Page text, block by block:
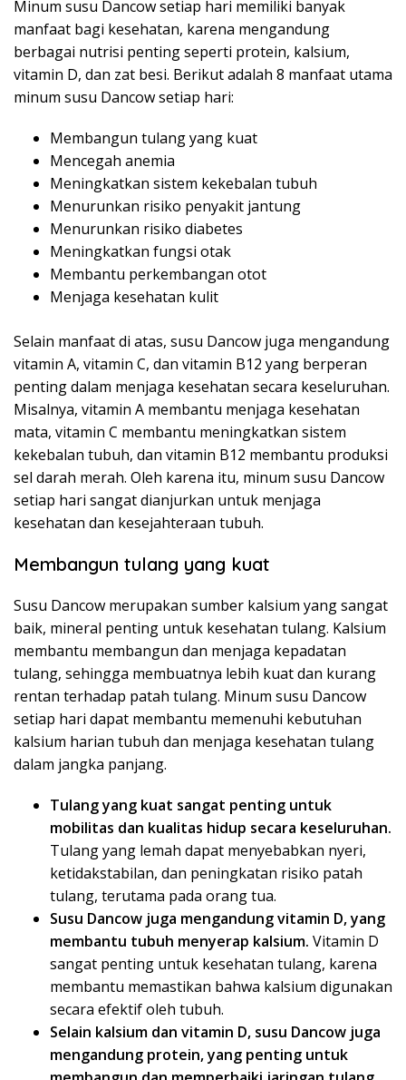
Minum susu Dancow setiap hari memiliki banyak
manfaat bagi kesehatan, karena mengandung
berbagai nutrisi penting seperti protein, kalsium,
vitamin D, dan zat besi. Berikut adalah 8 manfaat utama
minum susu Dancow setiap hari:
Membangun tulang yang kuat
Mencegah anemia
Meningkatkan sistem kekebalan tubuh
Menurunkan risiko penyakit jantung
Menurunkan risiko diabetes
Meningkatkan fungsi otak
Membantu perkembangan otot
Menjaga kesehatan kulit
Selain manfaat di atas, susu Dancow juga mengandung
vitamin A, vitamin C, dan vitamin B12 yang berperan
penting dalam menjaga kesehatan secara keseluruhan.
Misalnya, vitamin A membantu menjaga kesehatan
mata, vitamin C membantu meningkatkan sistem
kekebalan tubuh, dan vitamin B12 membantu produksi
sel darah merah. Oleh karena itu, minum susu Dancow
setiap hari sangat dianjurkan untuk menjaga
kesehatan dan kesejahteraan tubuh.
Membangun tulang yang kuat
Susu Dancow merupakan sumber kalsium yang sangat
baik, mineral penting untuk kesehatan tulang. Kalsium
membantu membangun dan menjaga kepadatan
tulang, sehingga membuatnya lebih kuat dan kurang
rentan terhadap patah tulang. Minum susu Dancow
setiap hari dapat membantu memenuhi kebutuhan
kalsium harian tubuh dan menjaga kesehatan tulang
dalam jangka panjang.
Tulang yang kuat sangat penting untuk
mobilitas dan kualitas hidup secara keseluruhan.
Tulang yang lemah dapat menyebabkan nyeri,
ketidakstabilan, dan peningkatan risiko patah
tulang, terutama pada orang tua.
Susu Dancow juga mengandung vitamin D, yang
membantu tubuh menyerap kalsium. Vitamin D
sangat penting untuk kesehatan tulang, karena
membantu memastikan bahwa kalsium digunakan
secara efektif oleh tubuh.
Selain kalsium dan vitamin D, susu Dancow juga
mengandung protein, yang penting untuk